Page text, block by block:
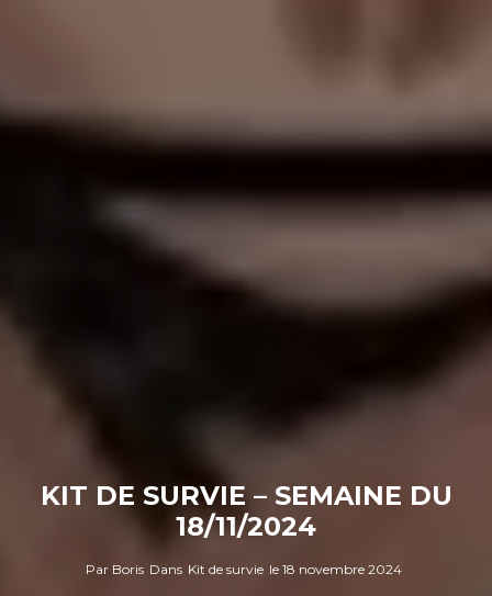
KIT DE SURVIE – SEMAINE DU
18/11/2024
Par Boris Dans Kit de survie le 18 novembre 2024